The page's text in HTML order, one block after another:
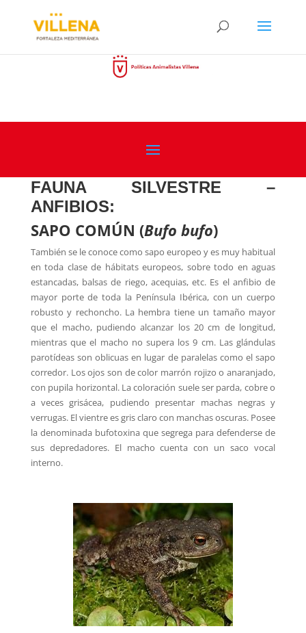
FAUNA SILVESTRE –
ANFIBIOS:
SAPO COMÚN (Bufo bufo)
También se le conoce como sapo europeo y es muy habitual
en toda clase de hábitats europeos, sobre todo en aguas
estancadas, balsas de riego, acequias, etc. Es el anfibio de
mayor porte de toda la Península Ibérica, con un cuerpo
robusto y rechoncho. La hembra tiene un tamaño mayor
que el macho, pudiendo alcanzar los 20 cm de longitud,
mientras que el macho no supera los 9 cm. Las glándulas
parotídeas son oblicuas en lugar de paralelas como el sapo
corredor. Los ojos son de color marrón rojizo o anaranjado,
con pupila horizontal. La coloración suele ser parda, cobre o
a veces grisácea, pudiendo presentar machas negras y
verrugas. El vientre es gris claro con manchas oscuras. Posee
la denominada bufotoxina que segrega para defenderse de
sus depredadores. El macho cuenta con un saco vocal
interno.